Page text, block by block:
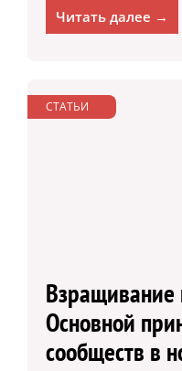
Читать далее →
СТАТЬИ
Основной
сообществ в